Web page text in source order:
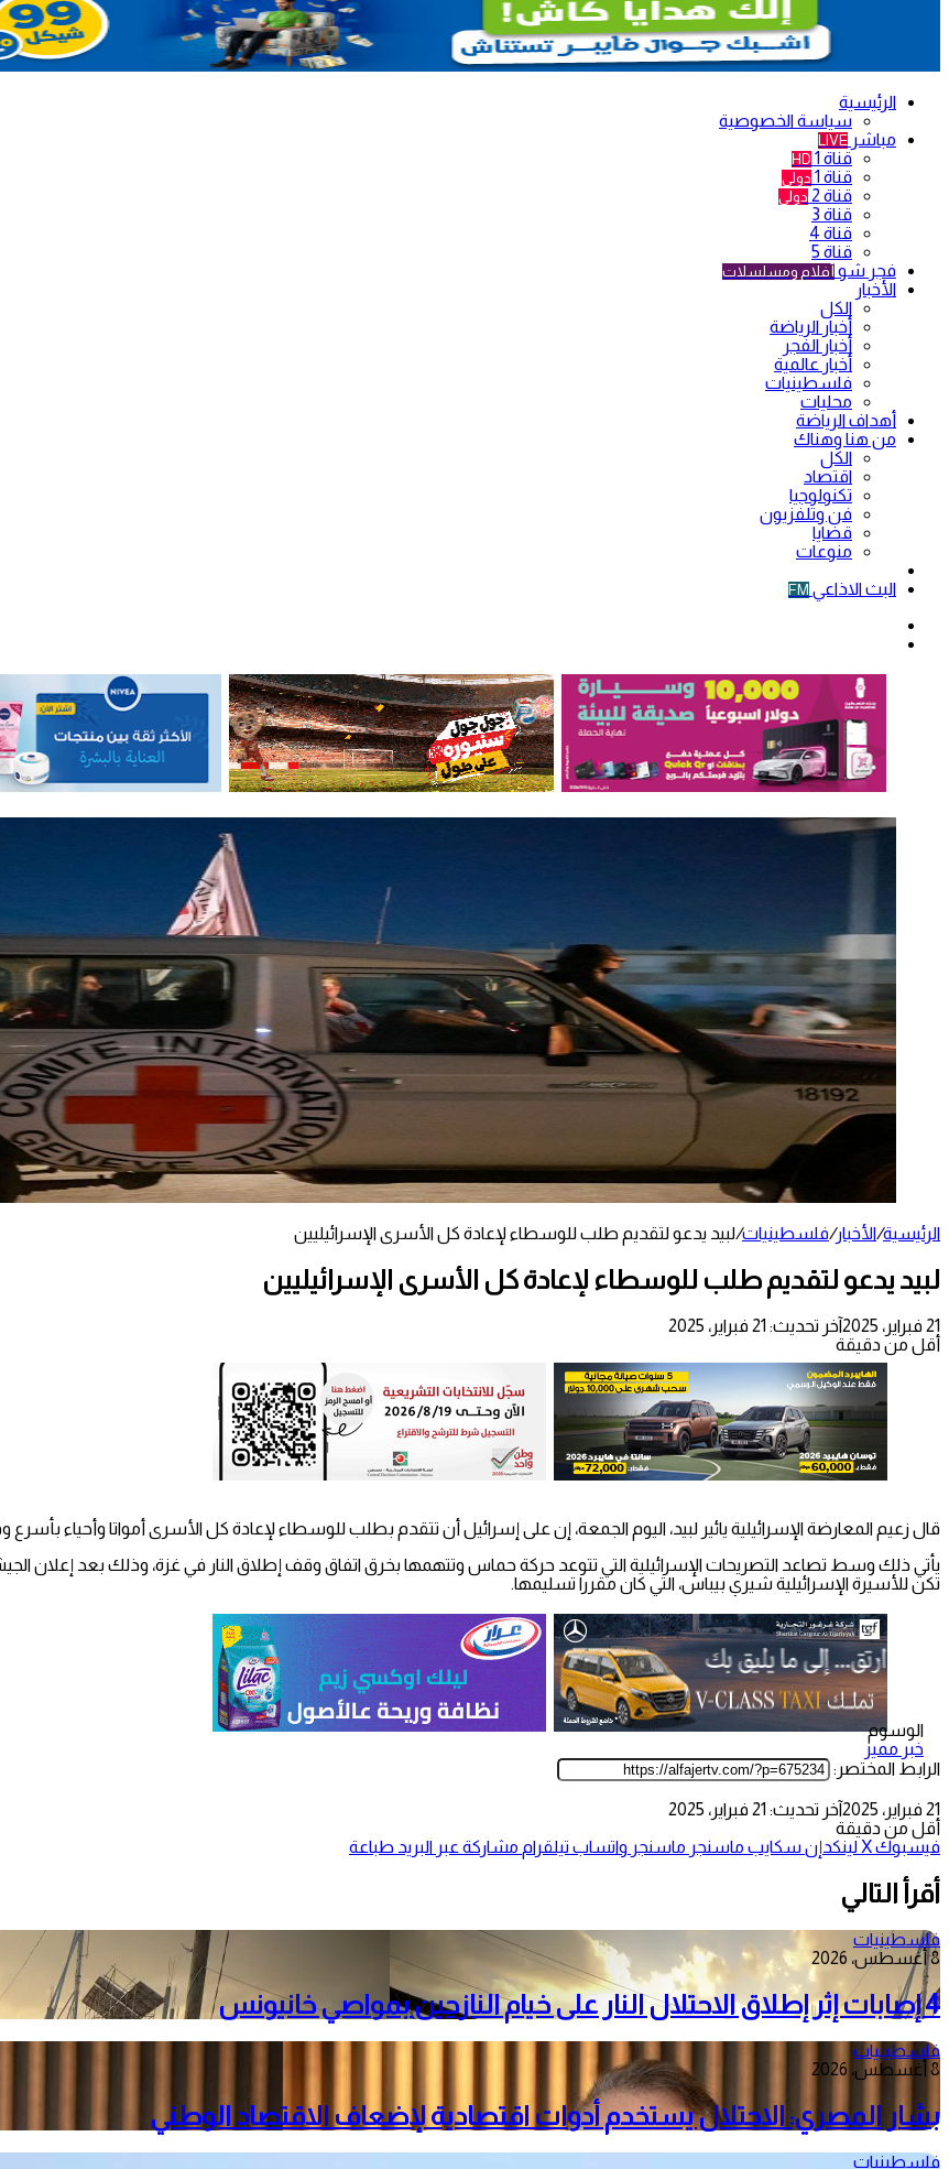
الرئيسية
سياسة الخصوصية
مباشر LIVE
قناة 1 HD
قناة 1 دولي
قناة 2 دولي
قناة 3
قناة 4
قناة 5
فجر شو أفلام ومسلسلات
الأخبار
الكل
أخبار الرياضة
أخبار الفجر
أخبار عالمية
فلسطينيات
محليات
أهداف الرياضة
من هنا وهناك
الكل
اقتصاد
تكنولوجيا
فن وتلفزيون
قضايا
منوعات
البث الاذاعي FM
الرئيسية/الأخبار/فلسطينيات/لبيد يدعو لتقديم طلب للوسطاء لإعادة كل الأسرى الإسرائيليين
لبيد يدعو لتقديم طلب للوسطاء لإعادة كل الأسرى الإسرائيليين
21 فبراير، 2025
آخر تحديث: 21 فبراير، 2025
أقل من دقيقة
قال زعيم المعارضة الإسرائيلية يائير لبيد، اليوم الجمعة، إن على إسرائيل أن تتقدم بطلب للوسطاء لإعادة كل الأسرى أمواتا وأحياء
يأتي ذلك وسط تصاعد التصريحات الإسرائيلية التي تتوعد حركة حماس وتتهمها بخرق اتفاق وقف إطلاق النار في غزة، وذلك بعد إعلان
تكن للأسيرة الإسرائيلية شيري بيباس، التي كان مقررا تسليمها.
الوسوم
خبر مميز
الرابط المختصر:
21 فبراير، 2025
آخر تحديث: 21 فبراير، 2025
أقل من دقيقة
فيسبوك‫Xلينكدإن سكايب ماسنجر ماسنجر واتساب تيلقرام مشاركة عبر البريد طباعة
أقرأ التالي
فلسطينيات
8 أغسطس، 2026
4 إصابات إثر إطلاق الاحتلال النار على خيام النازحين بمواصي خانيونس
فلسطينيات
8 أغسطس، 2026
بشار المصري: الاحتلال يستخدم أدوات اقتصادية لإضعاف الاقتصاد الوطني
فلسطينيات